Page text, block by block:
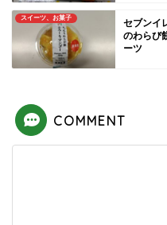
スイーツ、お菓子
セブンイ
のわらび
ーツ
COMMENT